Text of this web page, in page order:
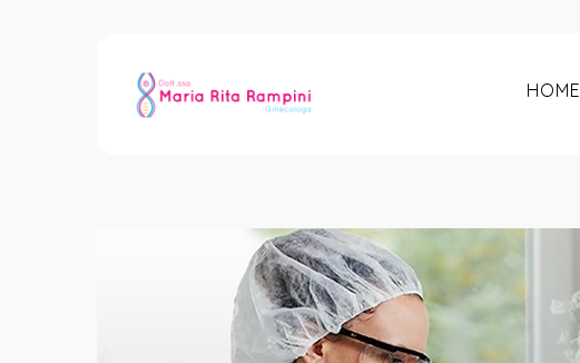
HOME
Archive for Tag: Fertiità